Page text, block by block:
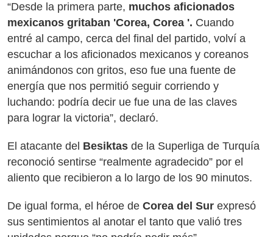
“Desde la primera parte, muchos aficionados
mexicanos gritaban 'Corea, Corea '. Cuando
entré al campo, cerca del final del partido, volví a
escuchar a los aficionados mexicanos y coreanos
animándonos con gritos, eso fue una fuente de
energía que nos permitió seguir corriendo y
luchando: podría decir ue fue una de las claves
para lograr la victoria”, declaró.
El atacante del Besiktas de la Superliga de Turquía
reconoció sentirse “realmente agradecido” por el
aliento que recibieron a lo largo de los 90 minutos.
De igual forma, el héroe de Corea del Sur expresó
sus sentimientos al anotar el tanto que valió tres